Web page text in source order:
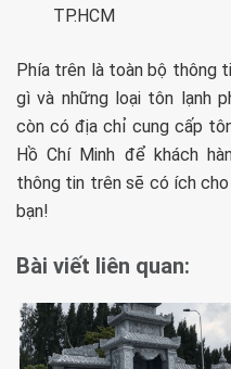
TP.HCM
Phía trên là toàn bộ thông
gì và những loại tôn lạnh
còn có địa chỉ cung cấp
Hồ Chí Minh để khách
thông tin trên sẽ có ích
bạn!
Bài viết liên quan: